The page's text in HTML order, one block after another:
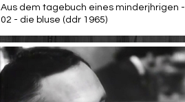
Aus dem tagebuch eines minderjhrigen -
02 - die bluse (ddr 1965)